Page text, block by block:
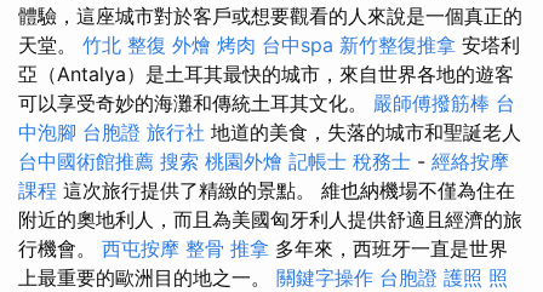
體驗，這座城市對於客戶或想要觀看的人來說是一個真正的
天堂。 竹北 整復 外燴 烤肉 台中spa 新竹整復推拿 安塔利
亞（Antalya）是土耳其最快的城市，來自世界各地的遊客
可以享受奇妙的海灘和傳統土耳其文化。 嚴師傅撥筋棒 台
中泡腳 台胞證 旅行社 地道的美食，失落的城市和聖誕老人​​
台中國術館推薦 搜索 桃園外燴 記帳士 稅務士 - 經絡按摩
課程 這次旅行提供了精緻的景點。 維也納機場不僅為住在
附近的奧地利人，而且為美國匈牙利人提供舒適且經濟的旅
行機會。 西屯按摩 整骨 推拿 多年來，西班牙一直是世界
上最重要的歐洲目的地之一。 關鍵字操作 台胞證 護照 照